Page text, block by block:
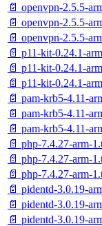
📄 openvpn-2.5.5-
📄 openvpn-2.5.5-
📄 openvpn-2.5.5-
📄 p11-kit-0.24.1-
📄 p11-kit-0.24.1-
📄 p11-kit-0.24.1-
📄 pam-krb5-4.11-
📄 pam-krb5-4.11-
📄 pam-krb5-4.11-
📄 php-7.4.27-arm-
📄 php-7.4.27-arm-
📄 php-7.4.27-arm-
📄 pidentd-3.0.19-
📄 pidentd-3.0.19-
📄 pidentd-3.0.19-